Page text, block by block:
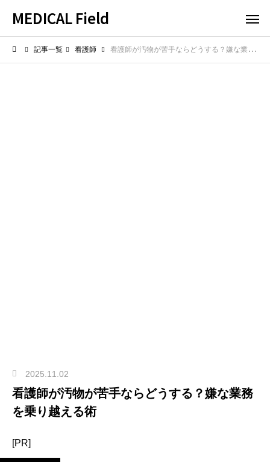
MEDICAL Field
記事一覧 看護師 看護師が汚物が苦手ならどうする？嫌な業務を乗り越える術
2025.11.02
看護師が汚物が苦手ならどうする？嫌な業務
を乗り越える術
[PR]